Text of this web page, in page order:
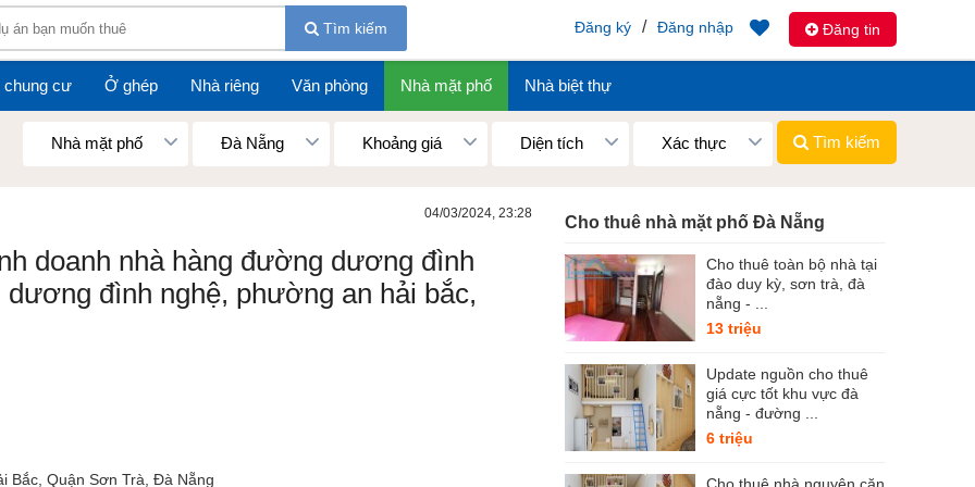
Tìm kiếm Đăng tin
Đăng nhập
/
Đăng ký
chung cư Ở ghép Nhà riêng Văn phòng Nhà mặt phố Nhà biệt thự
Nhà mặt phố Đà Nẵng Khoảng giá Diện tích Xác thực Tìm kiếm
04/03/2024, 23:28
doanh nhà hàng đường dương đình
đình nghệ, phường an hải bắc,
Bắc, Quận Sơn Trà, Đà Nẵng
Cho thuê nhà mặt phố Đà Nẵng
Cho thuê toàn bộ nhà tại
đào duy kỳ, sơn trà, đà
nẵng - ...
13 triệu
Update nguồn cho thuê
giá cực tốt khu vực đà
nẵng - đường ...
6 triệu